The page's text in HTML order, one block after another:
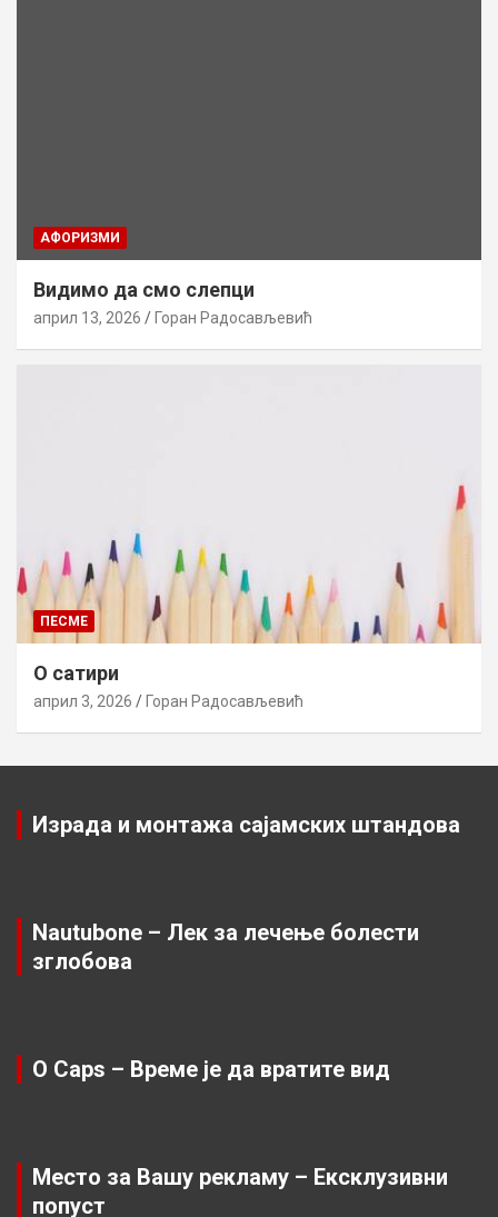
AФОРИЗМИ
Видимо да смо слепци
април 13, 2026 Горан Радосављевић
ПЕСМЕ
О сатири
април 3, 2026 Горан Радосављевић
Израда и монтажа сајамских штандова
Nautubone – Лек за лечење болести
зглобова
O Caps – Време је да вратите вид
Место за Вашу рекламу – Ексклузивни
попуст